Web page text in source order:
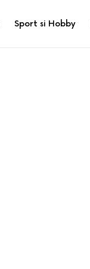
Sport si Hobby